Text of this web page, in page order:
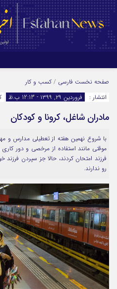
رمز عبور
مرا به خاطر بسپار
صفحه نخست فارسی / کسب و کار
انتشار :
فروردین ۲۹, ۱۳۹۹ - 12:13 ب.ظ
مادران شاغل، کرونا و کودکان
با شروع نهمین هفته از تعطیلی مدارس و
موقتی مانند استفاده از مرخصی و دور کاری
فرزند امتحان کردند، حالا جز سپردن
رو ندارند.